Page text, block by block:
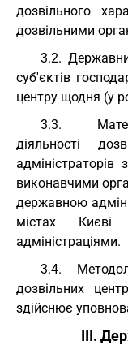
дозвільного
дозвільними
3.2.
суб'єктів
центру щодня (у
3.3.
діяльності
виконавчими
державною
містах Києві
адміністраціями.
3.4.
дозвільних
здійснює
III.